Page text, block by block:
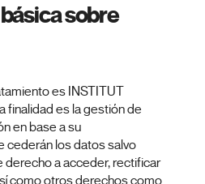
sobre
es INSTITUT
finalidad es la gestión de
en base a su
cederán los datos salvo
derecho a acceder, rectificar
como otros derechos como